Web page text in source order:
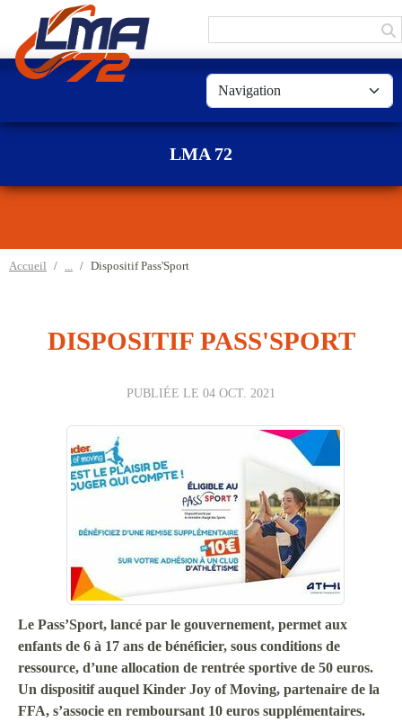
LMA 72
Accueil Dispositif Pass'Sport
DISPOSITIF PASS'SPORT
PUBLIÉE LE 04 OCT. 2021
Le Pass’Sport, lancé par le gouvernement, permet aux
enfants de 6 à 17 ans de bénéficier, sous conditions de
ressource, d’une allocation de rentrée sportive de 50 euros.
Un dispositif auquel Kinder Joy of Moving, partenaire de la
FFA, s’associe en remboursant 10 euros supplémentaires.
Panneau de gestion des cookies